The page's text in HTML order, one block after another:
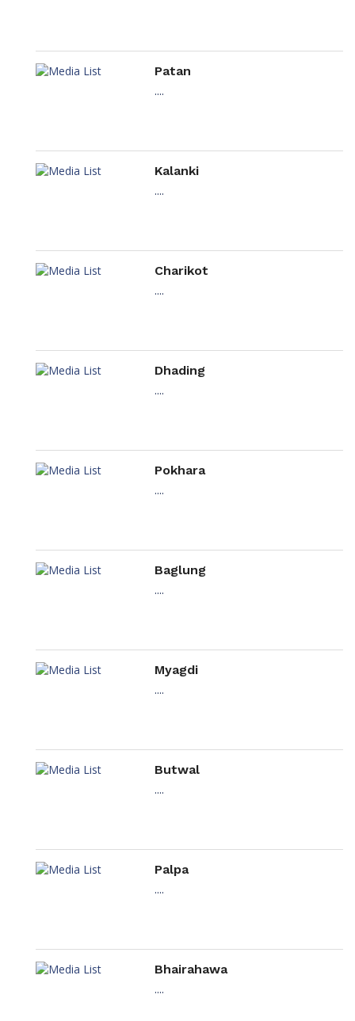
Patan
....
Kalanki
....
Charikot
....
Dhading
....
Pokhara
....
Baglung
....
Myagdi
....
Butwal
....
Palpa
....
Bhairahawa
....